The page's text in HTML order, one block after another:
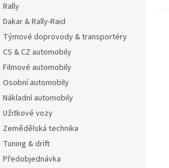
Rally
Dakar & Rally-Raid
Týmové doprovody & transportéry
CS & CZ automobily
Filmové automobily
Osobní automobily
Nákladní automobily
Užitkové vozy
Zemědělská technika
Tuning & drift
Předobjednávka